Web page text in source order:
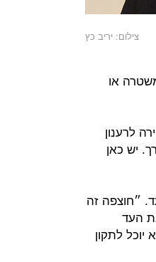
צילום: יריב כץ
או
לרענון
יש כאן
״חוצפה זה
העד
לתקון